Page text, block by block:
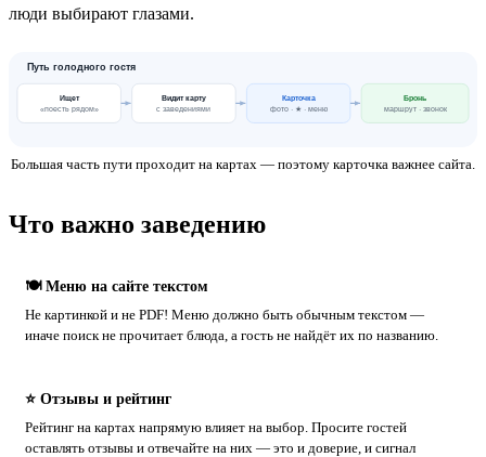
люди выбирают глазами.
Путь голодного гостя
Ищет
«поесть рядом»
Видит карту
с заведениями
Карточка
фото · ★ · меню
Бронь
маршрут · звонок
Большая часть пути проходит на картах — поэтому карточка важнее сайта.
Что важно заведению
🍽 Меню на сайте текстом
Не картинкой и не PDF! Меню должно быть обычным текстом —
иначе поиск не прочитает блюда, а гость не найдёт их по названию.
⭐ Отзывы и рейтинг
Рейтинг на картах напрямую влияет на выбор. Просите гостей
оставлять отзывы и отвечайте на них — это и доверие, и сигнал